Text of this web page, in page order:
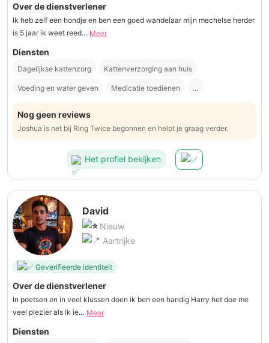
Over de dienstverlener
Ik heb zelf een hondje en ben een goed wandelaar mijn mechelse herder
is 5 jaar ik weet reed... Meer
Diensten
Dagelijkse kattenzorg Kattenverzorging aan huis
Voeding en water geven Medicatie toedienen ...
Nog geen reviews
Joshua is net bij Ring Twice begonnen en helpt je graag verder.
Het profiel bekijken
David
Nieuw
Aartrijke
Geverifieerde identiteit
Over de dienstverlener
In poetsen en in veel klussen doen ik ben een handig Harry het doe me
veel plezier als ik ie... Meer
Diensten